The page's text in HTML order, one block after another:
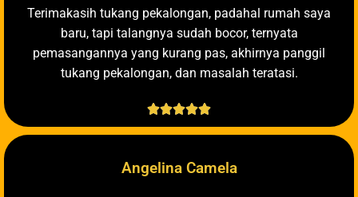
Terimakasih tukang pekalongan, padahal rumah saya
baru, tapi talangnya sudah bocor, ternyata
pemasangannya yang kurang pas, akhirnya panggil
tukang pekalongan, dan masalah teratasi.

Angelina Camela